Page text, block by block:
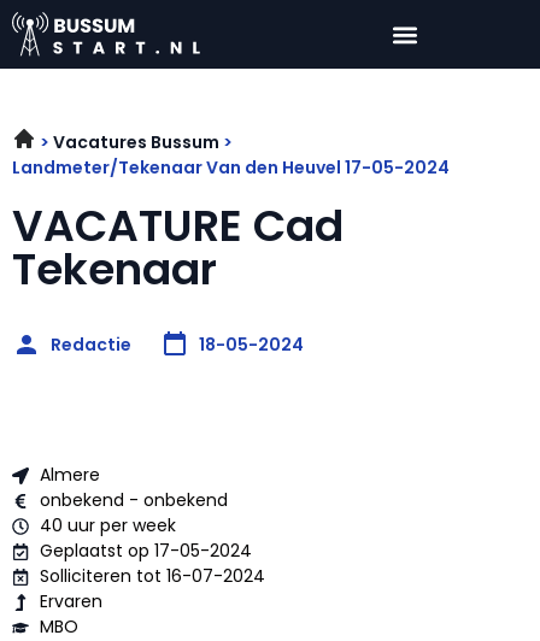
Vacatures Bussum
Landmeter/Tekenaar Van den Heuvel 17-05-2024
VACATURE Cad
Tekenaar
Redactie 18-05-2024
Almere
onbekend - onbekend
40 uur per week
Geplaatst op 17-05-2024
Solliciteren tot 16-07-2024
Ervaren
MBO